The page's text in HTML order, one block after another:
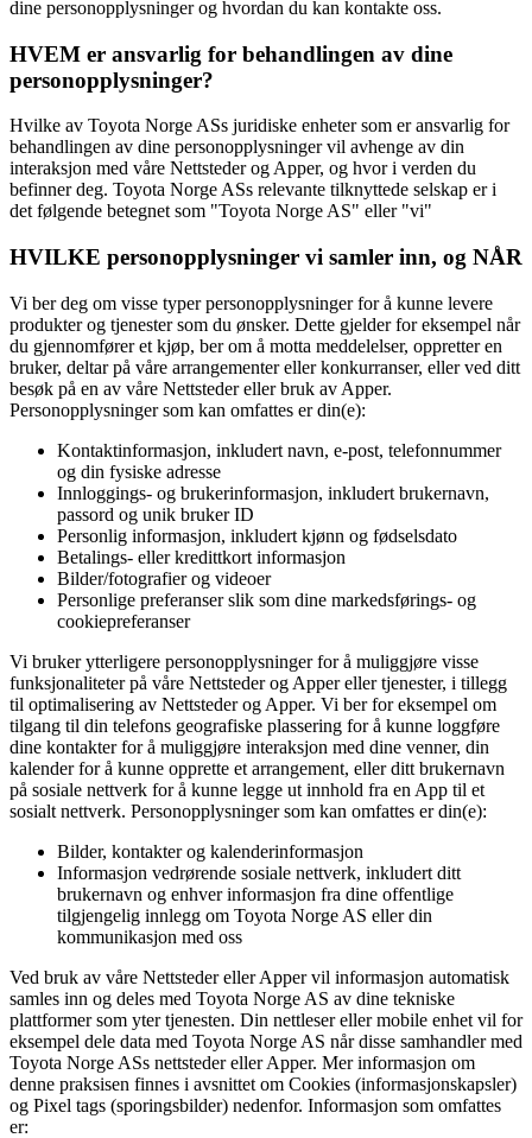
dine personopplysninger og hvordan du kan kontakte oss.
HVEM er ansvarlig for behandlingen av dine
personopplysninger?
Hvilke av Toyota Norge ASs juridiske enheter som er ansvarlig for
behandlingen av dine personopplysninger vil avhenge av din
interaksjon med våre Nettsteder og Apper, og hvor i verden du
befinner deg. Toyota Norge ASs relevante tilknyttede selskap er i
det følgende betegnet som "Toyota Norge AS" eller "vi"
HVILKE personopplysninger vi samler inn, og NÅR
Vi ber deg om visse typer personopplysninger for å kunne levere
produkter og tjenester som du ønsker. Dette gjelder for eksempel når
du gjennomfører et kjøp, ber om å motta meddelelser, oppretter en
bruker, deltar på våre arrangementer eller konkurranser, eller ved ditt
besøk på en av våre Nettsteder eller bruk av Apper.
Personopplysninger som kan omfattes er din(e):
Kontaktinformasjon, inkludert navn, e-post, telefonnummer
og din fysiske adresse
Innloggings- og brukerinformasjon, inkludert brukernavn,
passord og unik bruker ID
Personlig informasjon, inkludert kjønn og fødselsdato
Betalings- eller kredittkort informasjon
Bilder/fotografier og videoer
Personlige preferanser slik som dine markedsførings- og
cookiepreferanser
Vi bruker ytterligere personopplysninger for å muliggjøre visse
funksjonaliteter på våre Nettsteder og Apper eller tjenester, i tillegg
til optimalisering av Nettsteder og Apper. Vi ber for eksempel om
tilgang til din telefons geografiske plassering for å kunne loggføre
dine kontakter for å muliggjøre interaksjon med dine venner, din
kalender for å kunne opprette et arrangement, eller ditt brukernavn
på sosiale nettverk for å kunne legge ut innhold fra en App til et
sosialt nettverk. Personopplysninger som kan omfattes er din(e):
Bilder, kontakter og kalenderinformasjon
Informasjon vedrørende sosiale nettverk, inkludert ditt
brukernavn og enhver informasjon fra dine offentlige
tilgjengelig innlegg om Toyota Norge AS eller din
kommunikasjon med oss
Ved bruk av våre Nettsteder eller Apper vil informasjon automatisk
samles inn og deles med Toyota Norge AS av dine tekniske
plattformer som yter tjenesten. Din nettleser eller mobile enhet vil for
eksempel dele data med Toyota Norge AS når disse samhandler med
Toyota Norge ASs nettsteder eller Apper. Mer informasjon om
denne praksisen finnes i avsnittet om Cookies (informasjonskapsler)
og Pixel tags (sporingsbilder) nedenfor. Informasjon som omfattes
er: